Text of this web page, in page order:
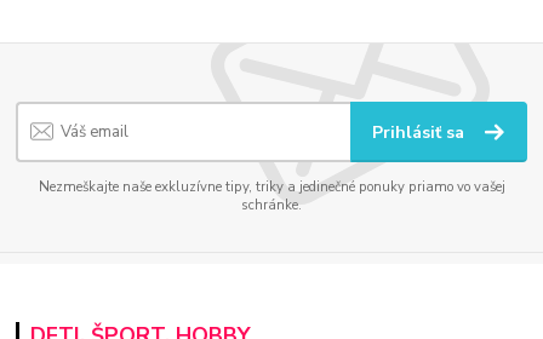
Prihlásiť sa
Nezmeškajte naše exkluzívne tipy, triky a jedinečné ponuky priamo vo vašej
schránke.